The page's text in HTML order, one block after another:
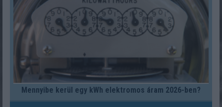
Mennyibe kerül egy kWh elektromos áram 2026-ben?